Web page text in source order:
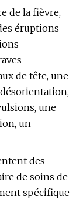
de la fièvre,
éruptions
de tête, une
une
un
des
de soins de
spécifique